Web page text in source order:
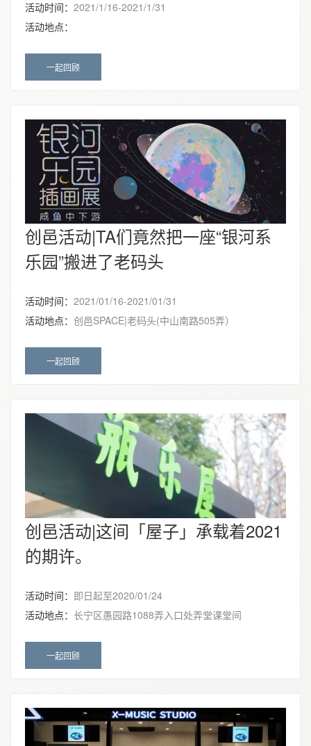
活动时间： 2021/1/16-2021/1/31
活动地点：
一起回顾
创邑活动|TA们竟然把一座“银河系
乐园”搬进了老码头
活动时间： 2021/01/16-2021/01/31
活动地点： 创邑SPACE|老码头(中山南路505弄）
一起回顾
创邑活动|这间「屋子」承载着2021
的期许。
活动时间： 即日起至2020/01/24
活动地点： 长宁区愚园路1088弄入口处弄堂课堂间
一起回顾